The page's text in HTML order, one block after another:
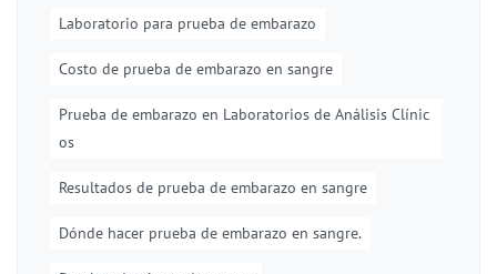
Laboratorio para prueba de embarazo
Costo de prueba de embarazo en sangre
Prueba de embarazo en Laboratorios de Análisis Clínic
os
Resultados de prueba de embarazo en sangre
Dónde hacer prueba de embarazo en sangre.